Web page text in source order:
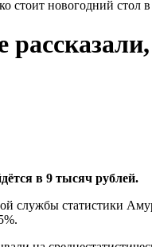
стоит новогодний стол
в 9 тысяч рублей.
службы статистики